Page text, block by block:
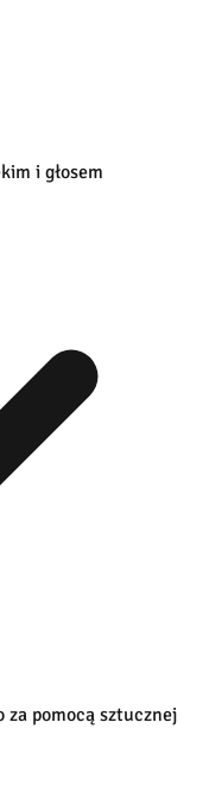
i głosem
za pomocą sztucznej